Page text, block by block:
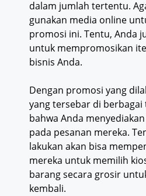
dalam jumlah tertentu.
gunakan media online
promosi ini. Tentu, Anda
untuk mempromosikan
bisnis Anda.
Dengan promosi yang
yang tersebar di
bahwa Anda
pada pesanan mereka.
lakukan akan bisa
mereka untuk memilih
barang secara grosir
kembali.